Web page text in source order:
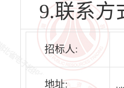
9.联系方
招标人:
地址: